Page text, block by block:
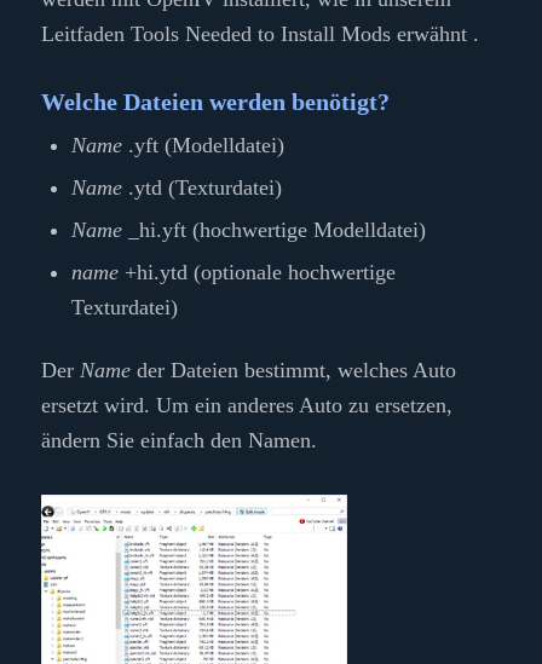
Leitfaden Tools Needed to Install Mods erwähnt .
Welche Dateien werden benötigt?
Name.yft (Modelldatei)
Name.ytd (Texturdatei)
Name_hi.yft (hochwertige Modelldatei)
name+hi.ytd (optionale hochwertige
Texturdatei)
Der Nameder Dateien bestimmt, welches Auto
ersetzt wird. Um ein anderes Auto zu ersetzen,
ändern Sie einfach den Namen.